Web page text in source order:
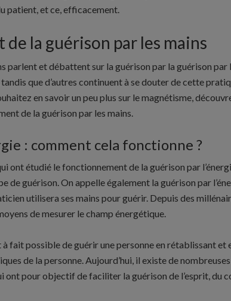
patient, et ce, efficacement.
la guérison par les mains
parlent et débattent sur la guérison par la guérison par
que d’autres continuent à se douter de cette
en savoir un peu plus sur le magnétisme,
de la guérison par les mains.
: comment cela fonctionne ?
ont étudié le fonctionnement de la guérison par
de guérison. On appelle également la guérison par
utilisera ses mains pour guérir. Depuis des
de mesurer le champ énergétique.
à fait possible de guérir une personne en rétablissant et
de la personne. Aujourd’hui, il existe de nombreuses
ont pour objectif de faciliter la guérison de l’esprit, du